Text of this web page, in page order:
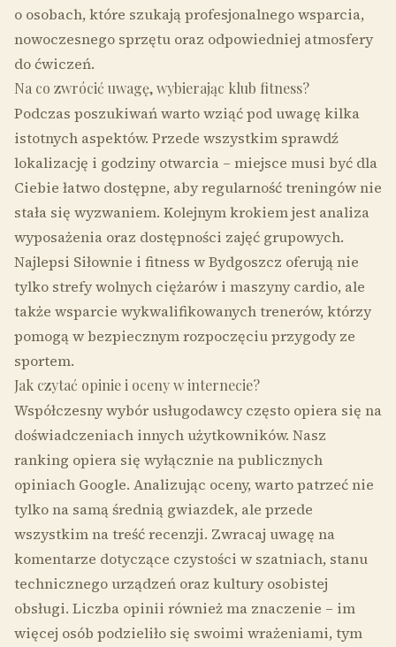
o osobach, które szukają profesjonalnego wsparcia,
nowoczesnego sprzętu oraz odpowiedniej atmosfery
do ćwiczeń.
Na co zwrócić uwagę, wybierając klub fitness?
Podczas poszukiwań warto wziąć pod uwagę kilka
istotnych aspektów. Przede wszystkim sprawdź
lokalizację i godziny otwarcia – miejsce musi być dla
Ciebie łatwo dostępne, aby regularność treningów nie
stała się wyzwaniem. Kolejnym krokiem jest analiza
wyposażenia oraz dostępności zajęć grupowych.
Najlepsi Siłownie i fitness w Bydgoszcz oferują nie
tylko strefy wolnych ciężarów i maszyny cardio, ale
także wsparcie wykwalifikowanych trenerów, którzy
pomogą w bezpiecznym rozpoczęciu przygody ze
sportem.
Jak czytać opinie i oceny w internecie?
Współczesny wybór usługodawcy często opiera się na
doświadczeniach innych użytkowników. Nasz
ranking opiera się wyłącznie na publicznych
opiniach Google. Analizując oceny, warto patrzeć nie
tylko na samą średnią gwiazdek, ale przede
wszystkim na treść recenzji. Zwracaj uwagę na
komentarze dotyczące czystości w szatniach, stanu
technicznego urządzeń oraz kultury osobistej
obsługi. Liczba opinii również ma znaczenie – im
więcej osób podzieliło się swoimi wrażeniami, tym